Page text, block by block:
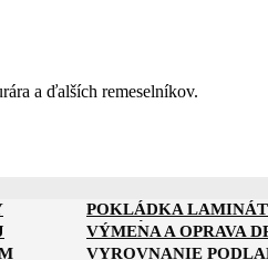
a ďalších remeselníkov.
POKLÁDKA
POKLÁDKA
VÝMENA A OPRAVA
VYROVNANIE